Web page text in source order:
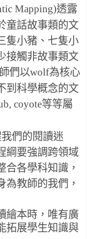
Mapping)透露
童話故事類的文
隻小豬、七隻小
接觸非故事類文
們以wolf為核心
到科學概念的文
coyote等等屬
們的閱讀迷
綱要強調跨領域
各學科知識，
教師的我們，
繪本時，唯有廣
拓展學生知識與